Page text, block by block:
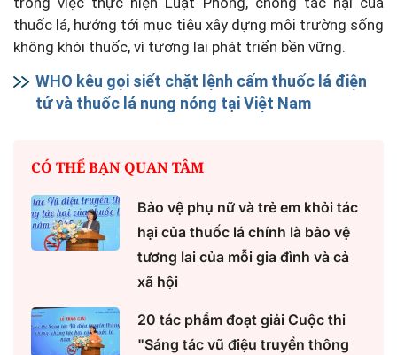
thuốc lá, hướng tới mục tiêu xây dựng môi trường sống
không khói thuốc, vì tương lai phát triển bền vững.
WHO kêu gọi siết chặt lệnh cấm thuốc lá điện
tử và thuốc lá nung nóng tại Việt Nam
CÓ THỂ BẠN QUAN TÂM
Bảo vệ phụ nữ và trẻ em khỏi tác
hại của thuốc lá chính là bảo vệ
tương lai của mỗi gia đình và cả
xã hội
20 tác phẩm đoạt giải Cuộc thi
"Sáng tác vũ điệu truyền thông